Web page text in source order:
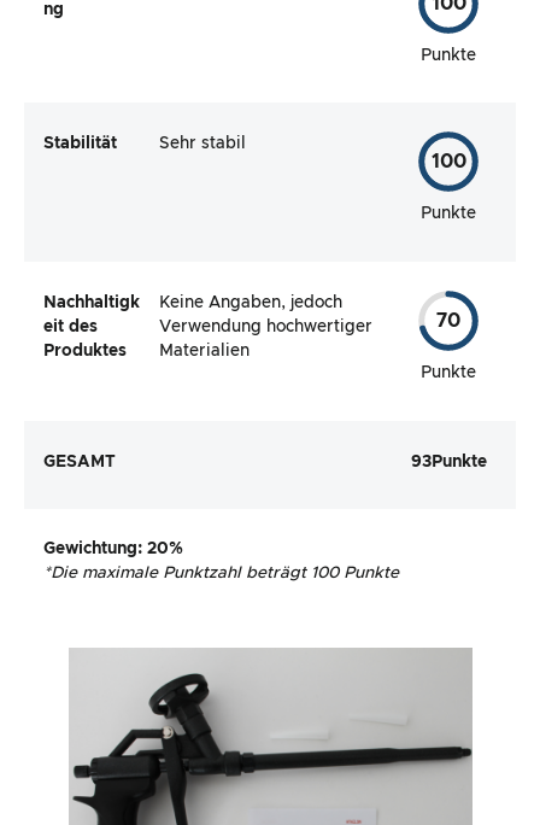
ng
Punkte
Stabilität Sehr stabil
100
Punkte
Nachhaltigk
eit des
Produktes
Keine Angaben, jedoch
Verwendung hochwertiger
Materialien
70
Punkte
GESAMT 93Punkte
Gewichtung: 20%
*Die maximale Punktzahl beträgt 100 Punkte